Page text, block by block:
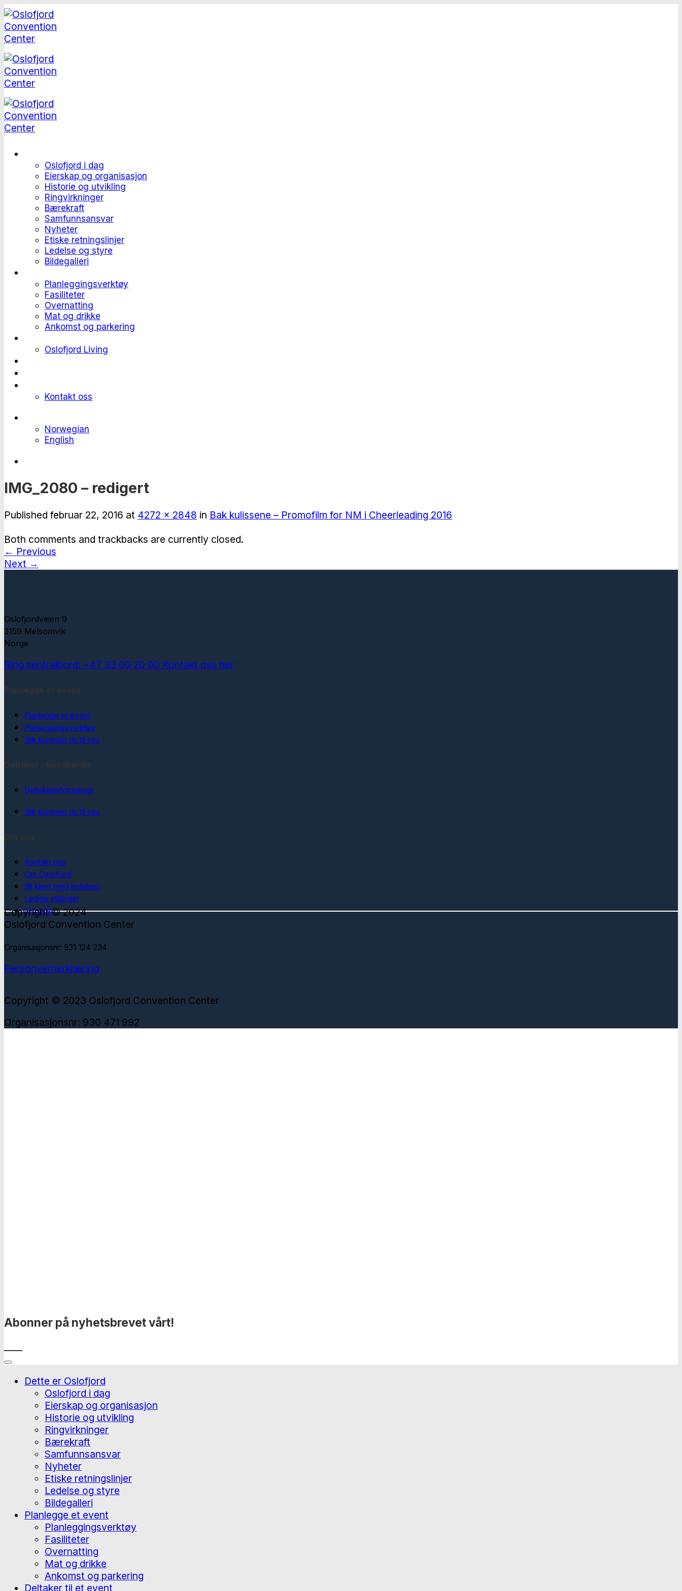
Skip
to
content
Oslofjord i dag
Eierskap og organisasjon
Historie og utvikling
Ringvirkninger
Bærekraft
Samfunnsansvar
Nyheter
Etiske retningslinjer
Ledelse og styre
Bildegalleri
Planleggingsverktøy
Fasiliteter
Overnatting
Mat og drikke
Ankomst og parkering
Oslofjord Living
Kontakt oss
Norwegian
English
IMG_2080 – redigert
Published februar 22, 2016 at 4272 × 2848 in Bak kulissene – Promofilm for NM i Cheerleading 2016
Both comments and trackbacks are currently closed.
← Previous
Next →
Oslofjordveien 9
3159 Melsomvik
Norge
Ring sentralbord: +47 33 00 20 00 Kontakt oss her
Planlegge et event
Planleggingsverktøy
Slik kommer du til oss
Deltakerinformasjon
Slik kommer du til oss
Kontakt oss
Om Oslofjord
Bli kjent med ledelsen
Ledige stillinger
Nyheter
Copyright © 2024
Oslofjord Convention Center
Organisasjonsnr: 931 124 234
Personvernerklæring
Copyright © 2023 Oslofjord Convention Center
Organisasjonsnr: 930 471 992
Abonner på nyhetsbrevet vårt!
Dette er Oslofjord
Oslofjord i dag
Eierskap og organisasjon
Historie og utvikling
Ringvirkninger
Bærekraft
Samfunnsansvar
Nyheter
Etiske retningslinjer
Ledelse og styre
Bildegalleri
Planlegge et event
Planleggingsverktøy
Fasiliteter
Overnatting
Mat og drikke
Ankomst og parkering
Deltaker til et event